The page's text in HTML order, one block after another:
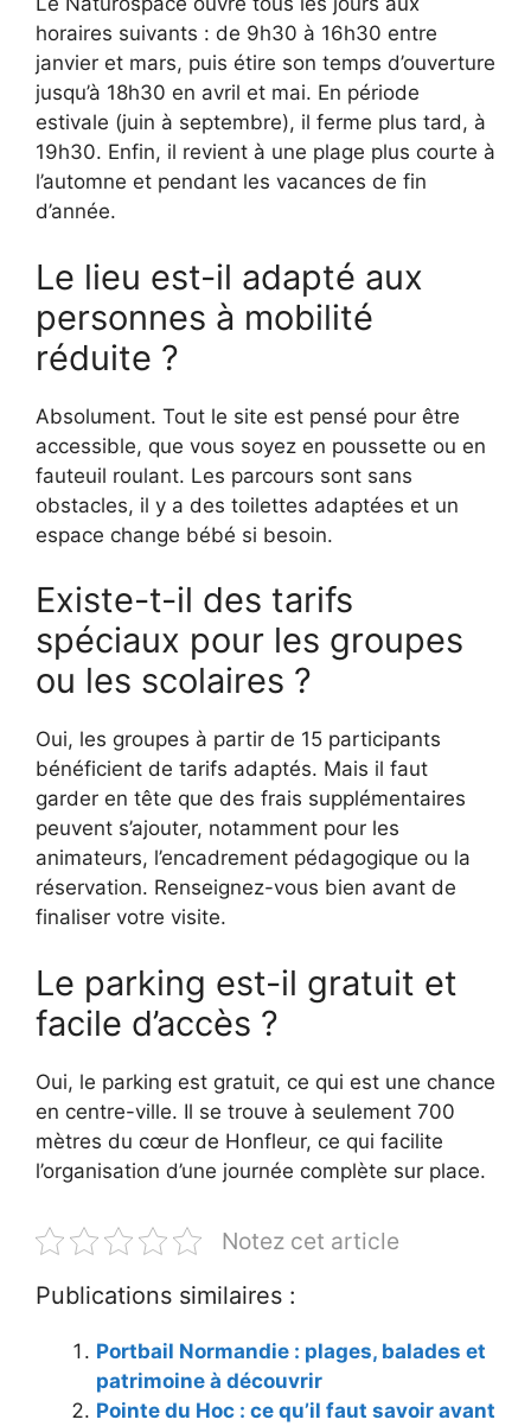
horaires suivants : de 9h30 à 16h30 entre
janvier et mars, puis étire son temps d’ouverture
jusqu’à 18h30 en avril et mai. En période
estivale (juin à septembre), il ferme plus tard, à
19h30. Enfin, il revient à une plage plus courte à
l’automne et pendant les vacances de fin
d’année.
Le lieu est-il adapté aux
personnes à mobilité
réduite ?
Absolument. Tout le site est pensé pour être
accessible, que vous soyez en poussette ou en
fauteuil roulant. Les parcours sont sans
obstacles, il y a des toilettes adaptées et un
espace change bébé si besoin.
Existe-t-il des tarifs
spéciaux pour les groupes
ou les scolaires ?
Oui, les groupes à partir de 15 participants
bénéficient de tarifs adaptés. Mais il faut
garder en tête que des frais supplémentaires
peuvent s’ajouter, notamment pour les
animateurs, l’encadrement pédagogique ou la
réservation. Renseignez-vous bien avant de
finaliser votre visite.
Le parking est-il gratuit et
facile d’accès ?
Oui, le parking est gratuit, ce qui est une chance
en centre-ville. Il se trouve à seulement 700
mètres du cœur de Honfleur, ce qui facilite
l’organisation d’une journée complète sur place.
Notez cet article
Publications similaires :
Portbail Normandie : plages, balades et
patrimoine à découvrir
Pointe du Hoc : ce qu’il faut savoir avant